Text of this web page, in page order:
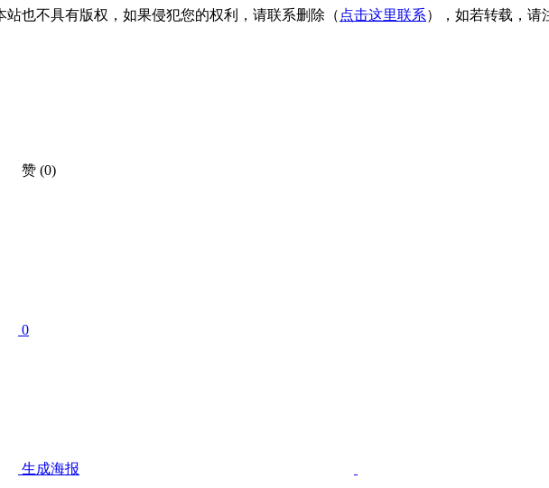
也不具有版权，如果侵犯您的权利，请联系删除（ 点击这里联系），如若转载，请
赞 (0)
0
生成海报